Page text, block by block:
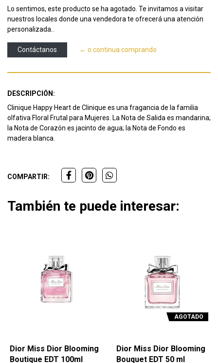
Lo sentimos, este producto se ha agotado. Te invitamos a visitar
nuestros locales donde una vendedora te ofrecerá una atención
personalizada..
Contáctanos ← o continua comprando
DESCRIPCIÓN:
Clinique Happy Heart de Clinique es una fragancia de la familia
olfativa Floral Frutal para Mujeres. La Nota de Salida es mandarina;
la Nota de Corazón es jacinto de agua; la Nota de Fondo es
madera blanca.
COMPARTIR:
También te puede interesar:
Dior Miss Dior Blooming
Boutique EDT 100ml
AGOTADO
Dior Miss Dior Blooming
Bouquet EDT 50 ml